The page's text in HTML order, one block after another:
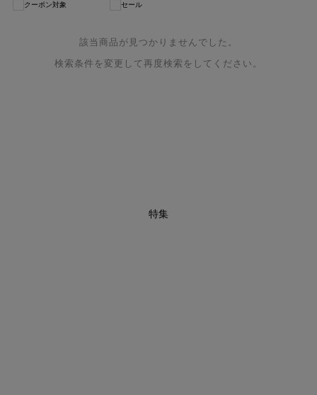
クーポン対象 セール
該当商品が見つかりませんでした。
検索条件を変更して再度検索をしてください。
特集